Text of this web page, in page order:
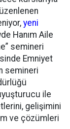
yeni
Hanım Aile
semineri
Emniyet
semineri
ile
gelişimini
ve çözümleri